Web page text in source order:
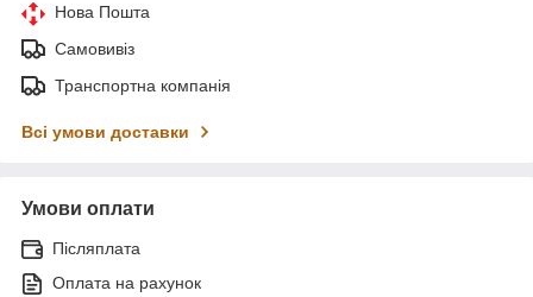
Нова Пошта
Самовивіз
Транспортна компанія
Всі умови доставки
Умови оплати
Післяплата
Оплата на рахунок